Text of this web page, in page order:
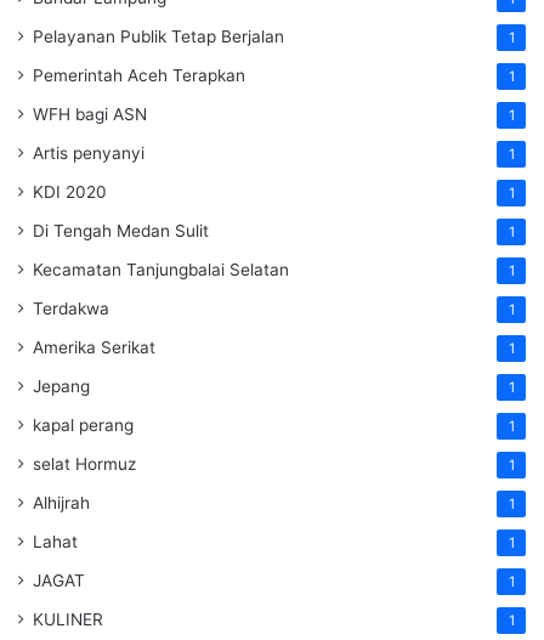
Pelayanan Publik Tetap Berjalan 1
Pemerintah Aceh Terapkan 1
WFH bagi ASN 1
Artis penyanyi 1
KDI 2020 1
Di Tengah Medan Sulit 1
Kecamatan Tanjungbalai Selatan 1
Terdakwa 1
Amerika Serikat 1
Jepang 1
kapal perang 1
selat Hormuz 1
Alhijrah 1
Lahat 1
JAGAT 1
KULINER 1